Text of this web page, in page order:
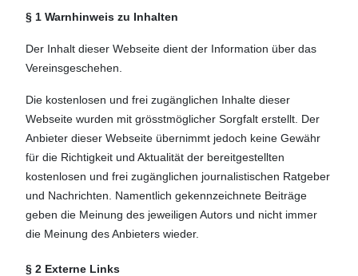
§ 1 Warnhinweis zu Inhalten
Der Inhalt dieser Webseite dient der Information über das
Vereinsgeschehen.
Die kostenlosen und frei zugänglichen Inhalte dieser
Webseite wurden mit grösstmöglicher Sorgfalt erstellt. Der
Anbieter dieser Webseite übernimmt jedoch keine Gewähr
für die Richtigkeit und Aktualität der bereitgestellten
kostenlosen und frei zugänglichen journalistischen Ratgeber
und Nachrichten. Namentlich gekennzeichnete Beiträge
geben die Meinung des jeweiligen Autors und nicht immer
die Meinung des Anbieters wieder.
§ 2 Externe Links